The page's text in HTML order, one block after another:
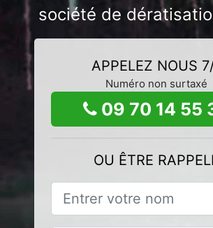
société de
APPELEZ NOUS
Numéro non surtaxé
09 70 14 55
OU ÊTRE